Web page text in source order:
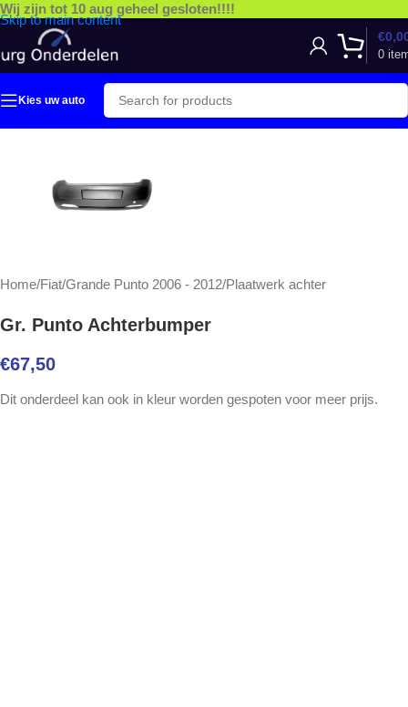
Skip to main content
Wij zijn tot 10 aug geheel gesloten!!!!
0
€
Kies uw auto
Home/Fiat/Grande Punto 2006 - 2012/Plaatwerk achter
Gr. Punto Achterbumper
€67,50
Dit onderdeel kan ook in kleur worden gespoten voor meer prijs.